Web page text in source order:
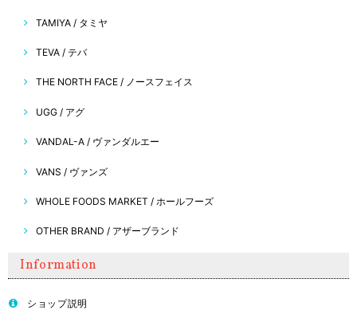
TAMIYA / タミヤ
TEVA / テバ
THE NORTH FACE / ノースフェイス
UGG / アグ
VANDAL-A / ヴァンダルエー
VANS / ヴァンズ
WHOLE FOODS MARKET / ホールフーズ
OTHER BRAND / アザーブランド
Information
ショップ説明